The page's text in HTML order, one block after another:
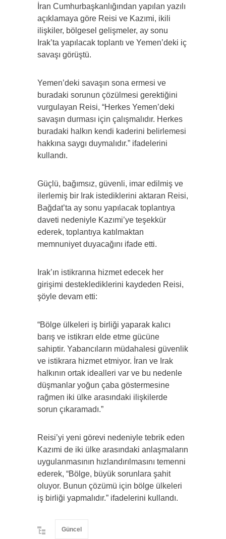
İran Cumhurbaşkanlığından yapılan yazılı
açıklamaya göre Reisi ve Kazımi, ikili
ilişkiler, bölgesel gelişmeler, ay sonu
Irak’ta yapılacak toplantı ve Yemen’deki iç
savaşı görüştü.
Yemen’deki savaşın sona ermesi ve
buradaki sorunun çözülmesi gerektiğini
vurgulayan Reisi, “Herkes Yemen’deki
savaşın durması için çalışmalıdır. Herkes
buradaki halkın kendi kaderini belirlemesi
hakkına saygı duymalıdır.” ifadelerini
kullandı.
Güçlü, bağımsız, güvenli, imar edilmiş ve
ilerlemiş bir Irak istediklerini aktaran Reisi,
Bağdat’ta ay sonu yapılacak toplantıya
daveti nedeniyle Kazımi’ye teşekkür
ederek, toplantıya katılmaktan
memnuniyet duyacağını ifade etti.
Irak’ın istikrarına hizmet edecek her
girişimi desteklediklerini kaydeden Reisi,
şöyle devam etti:
“Bölge ülkeleri iş birliği yaparak kalıcı
barış ve istikrarı elde etme gücüne
sahiptir. Yabancıların müdahalesi güvenlik
ve istikrara hizmet etmiyor. İran ve Irak
halkının ortak idealleri var ve bu nedenle
düşmanlar yoğun çaba göstermesine
rağmen iki ülke arasındaki ilişkilerde
sorun çıkaramadı.”
Reisi’yi yeni görevi nedeniyle tebrik eden
Kazımi de iki ülke arasındaki anlaşmaların
uygulanmasının hızlandırılmasını temenni
ederek, “Bölge, büyük sorunlara şahit
oluyor. Bunun çözümü için bölge ülkeleri
iş birliği yapmalıdır.” ifadelerini kullandı.
Güncel